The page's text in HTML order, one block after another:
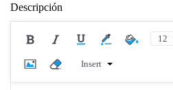
Descripción
12
Insert